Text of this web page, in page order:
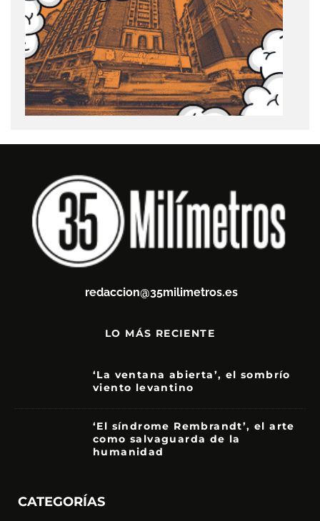
redaccion@35milimetros.es
LO MÁS RECIENTE
‘La ventana abierta’, el sombrío
viento levantino
‘El síndrome Rembrandt’, el arte
como salvaguarda de la
humanidad
CATEGORÍAS